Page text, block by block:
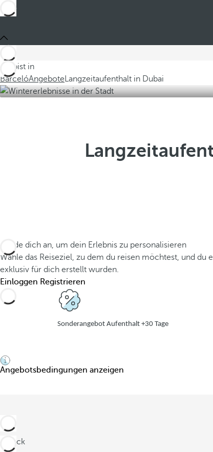
Du bist in
BarcelóAngeboteLangzeitaufenthalt in Dubai
Melde dich an, um dein Erlebnis zu personalisieren
Wähle das Reiseziel, zu dem du reisen möchtest, und du
exklusiv für dich erstellt wurden.
Einloggen Registrieren
Sonderangebot Aufenthalt +30 Tage
Angebotsbedingungen anzeigen
zurück